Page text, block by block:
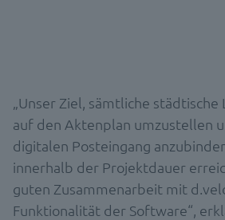
„Unser Ziel, sämtliche
auf den Aktenplan umzustellen
digitalen Posteingang
innerhalb der Projektdauer
guten Zusammenarbeit mit
Funktionalität der Software“,